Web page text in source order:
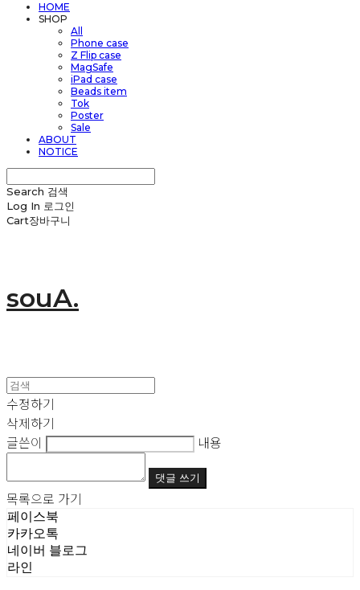
HOME
SHOP
All
Phone case
Z Flip case
MagSafe
iPad case
Beads item
Tok
Poster
Sale
ABOUT
NOTICE
Search 검색
Log In 로그인
Cart장바구니
souA.
수정하기
삭제하기
글쓴이
내용
댓글 쓰기
목록으로 가기
페이스북
카카오톡
네이버 블로그
라인